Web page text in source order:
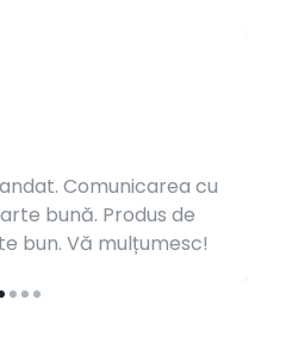
Comunicarea cu
bună. Produs de
bun. Vă mulțumesc!